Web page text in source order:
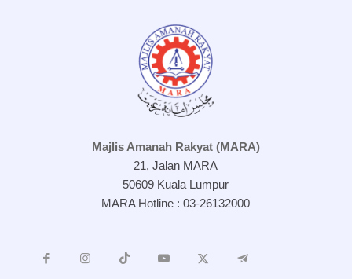
Majlis Amanah Rakyat (MARA)
21, Jalan MARA
50609 Kuala Lumpur
MARA Hotline : 03-26132000